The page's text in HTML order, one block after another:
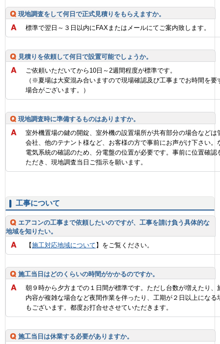
現地調査をして何日で正式見積りをもらえますか。
標準で翌日～３日以内にFAXまたはメールにてご案内致します。
見積りを依頼して何日で設置可能でしょうか。
ご依頼いただいてから10日～2週間程度が標準です。
（※夏場は大変混み合いますので現場確認及び工事までお時間を要
場合がございます。）
現地調査時に準備するものはありますか。
室外機置場の鍵の開錠、室外機の設置場所が共有部分の場合などは
会社、他のテナント様など、お客様の方で事前にお声がけ下さい。
電気系統の確認のため、分電盤の位置が必要です。事前に位置確認
ただき、現地調査当日ご指示を願います。
工事について
エアコンの工事まで依頼したいのですが、工事を請け負う具体的な
地域を知りたい。
【施工対応地域について】をご覧ください。
施工当日はどのくらいの時間がかかるのですか。
朝９時から夕方までの１日間が標準です。ただし台数が増えたり、
内容が複雑な場合など夜間作業を伴ったり、工期が２日以上になる
もございます。都度お打合せさせていただきます。
施工当日は休業する必要がありますか。